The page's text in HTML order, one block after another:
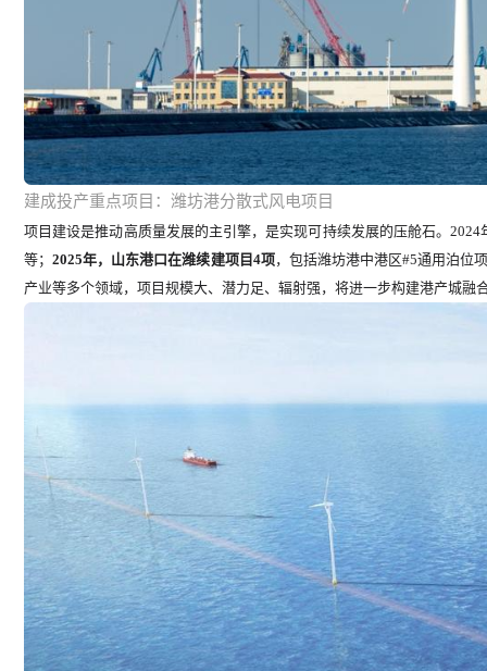
建成投产重点项目：潍坊港分散式风电项目
项目建设是推动高质量发展的主引擎，是实现可持续发展的压舱石。
等；2025年，山东港口在潍续建项目4项，包括潍坊港中港区#5通用泊位
产业等多个领域，项目规模大、潜力足、辐射强，将进一步构建港产城融